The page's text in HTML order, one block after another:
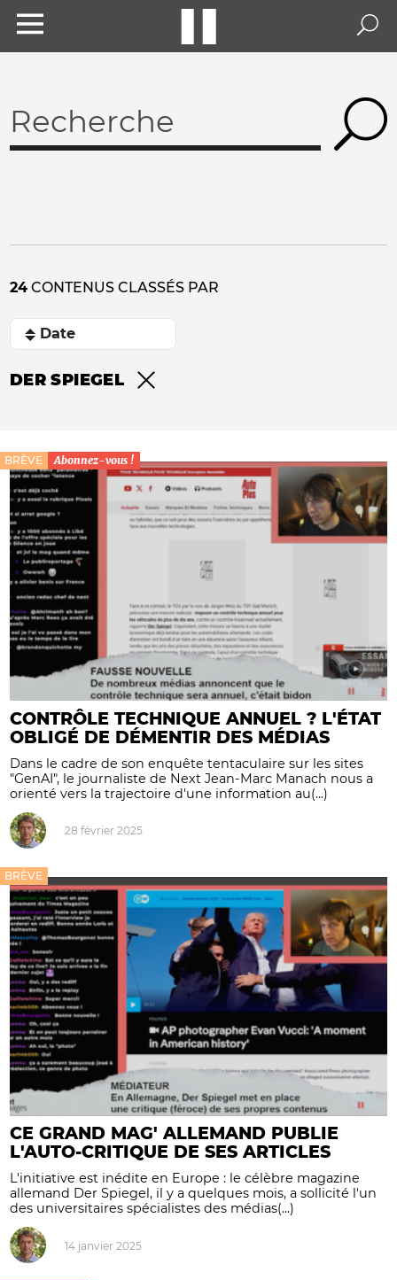
24 CONTENUS CLASSÉS PAR
DER SPIEGEL
BRÈVE Abonnez-vous !
CONTRÔLE TECHNIQUE ANNUEL ? L'ÉTAT
OBLIGÉ DE DÉMENTIR DES MÉDIAS
Dans le cadre de son enquête tentaculaire sur les sites
"GenAI", le journaliste de Next Jean-Marc Manach nous a
orienté vers la trajectoire d'une information au(...)
28 février 2025
BRÈVE
CE GRAND MAG' ALLEMAND PUBLIE
L'AUTO-CRITIQUE DE SES ARTICLES
L'initiative est inédite en Europe : le célèbre magazine
allemand Der Spiegel, il y a quelques mois, a sollicité l'un
des universitaires spécialistes des médias(...)
14 janvier 2025